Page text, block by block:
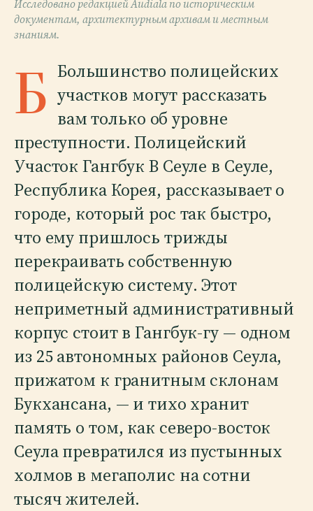
Исследовано редакцией Audiala по историческим
документам, архитектурным архивам и местным
знаниям.
Б Большинство полицейских
участков могут рассказать
вам только об уровне
преступности. Полицейский
Участок Гангбук В Сеуле в Сеуле,
Республика Корея, рассказывает о
городе, который рос так быстро,
что ему пришлось трижды
перекраивать собственную
полицейскую систему. Этот
неприметный административный
корпус стоит в Гангбук-гу — одном
из 25 автономных районов Сеула,
прижатом к гранитным склонам
Букхансана, — и тихо хранит
память о том, как северо-восток
Сеула превратился из пустынных
холмов в мегаполис на сотни
тысяч жителей.